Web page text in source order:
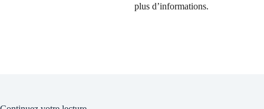
plus d’informations.